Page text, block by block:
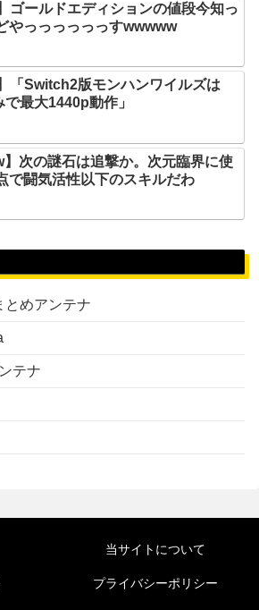
ゴールドエディションの値段今知っ
やっっっっっっすwwwww
「Switch2版モンハンワイルズは
で最大1440p動作」
】次の謎石は追撃か。次元臨界に使
で闘気活性以下のスキルだわ
とめアンテナ
テナ
当サイトについて
プライバシーポリシー